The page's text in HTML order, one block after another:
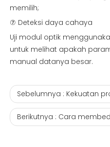
memilih;
⑦ Deteksi daya cahaya
Uji modul optik
untuk melihat apakah
manual datanya besar.
Sebelumnya : Kekuatan produsen
Berikutnya : Cara membedakan Gigabit